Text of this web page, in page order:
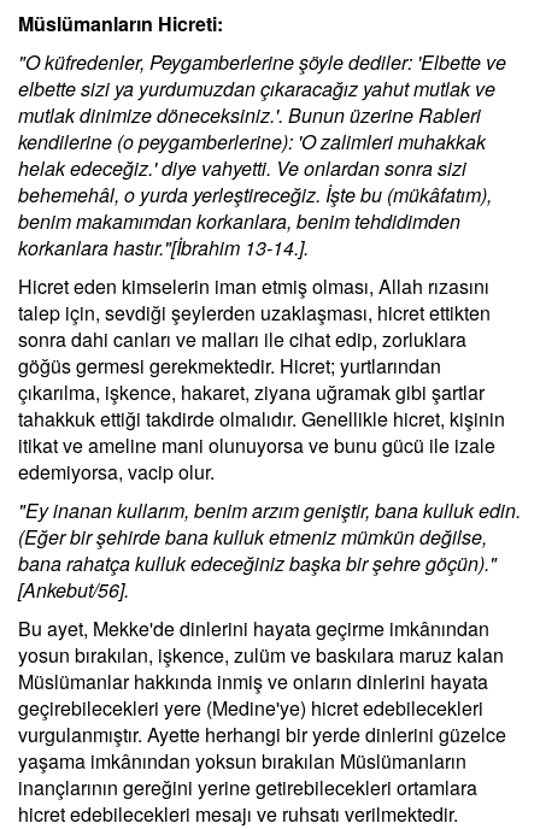
Müslümanların Hicreti:
"O küfredenler, Peygamberlerine şöyle dediler: 'Elbette ve
elbette sizi ya yurdumuzdan çıkaracağız yahut mutlak ve
mutlak dinimize döneceksiniz.'. Bunun üzerine Rableri
kendilerine (o peygamberlerine): 'O zalimleri muhakkak
helak edeceğiz.' diye vahyetti. Ve onlardan sonra sizi
behemehâl, o yurda yerleştireceğiz. İşte bu (mükâfatım),
benim makamımdan korkanlara, benim tehdidimden
korkanlara hastır."[İbrahim 13-14.].
Hicret eden kimselerin iman etmiş olması, Allah rızasını
talep için, sevdiği şeylerden uzaklaşması, hicret ettikten
sonra dahi canları ve malları ile cihat edip, zorluklara
göğüs germesi gerekmektedir. Hicret; yurtlarından
çıkarılma, işkence, hakaret, ziyana uğramak gibi şartlar
tahakkuk ettiği takdirde olmalıdır. Genellikle hicret, kişinin
itikat ve ameline mani olunuyorsa ve bunu gücü ile izale
edemiyorsa, vacip olur.
"Ey inanan kullarım, benim arzım geniştir, bana kulluk edin.
(Eğer bir şehirde bana kulluk etmeniz mümkün değilse,
bana rahatça kulluk edeceğiniz başka bir şehre göçün)."
[Ankebut/56].
Bu ayet, Mekke'de dinlerini hayata geçirme imkânından
yosun bırakılan, işkence, zulüm ve baskılara maruz kalan
Müslümanlar hakkında inmiş ve onların dinlerini hayata
geçirebilecekleri yere (Medine'ye) hicret edebilecekleri
vurgulanmıştır. Ayette herhangi bir yerde dinlerini güzelce
yaşama imkânından yoksun bırakılan Müslümanların
inançlarının gereğini yerine getirebilecekleri ortamlara
hicret edebilecekleri mesajı ve ruhsatı verilmektedir.